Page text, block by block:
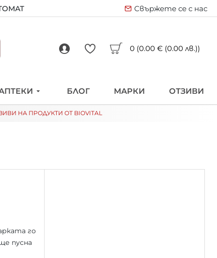
Свържете се с нас
0 (0.00 € (0.00 лв.))
БЛОГ МАРКИ ОТЗИВИ
НА ПРОДУКТИ ОТ BIOVITAL
го
пусна